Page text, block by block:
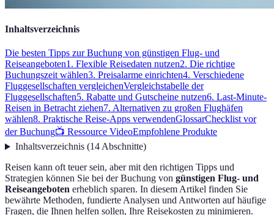
Inhaltsverzeichnis
Die besten Tipps zur Buchung von günstigen Flug- und
Reiseangeboten1. Flexible Reisedaten nutzen2. Die richtige
Buchungszeit wählen3. Preisalarme einrichten4. Verschiedene
Fluggesellschaften vergleichenVergleichstabelle der
Fluggesellschaften5. Rabatte und Gutscheine nutzen6. Last-Minute-
Reisen in Betracht ziehen7. Alternativen zu großen Flughäfen
wählen8. Praktische Reise-Apps verwendenGlossarChecklist vor
der Buchung📺 Ressource VideoEmpfohlene Produkte
Inhaltsverzeichnis(14Abschnitte)
Reisen kann oft teuer sein, aber mit den richtigen Tipps und
Strategien können Sie bei der Buchung von günstigen Flug- und
Reiseangeboten erheblich sparen. In diesem Artikel finden Sie
bewährte Methoden, fundierte Analysen und Antworten auf häufige
Fragen, die Ihnen helfen sollen, Ihre Reisekosten zu minimieren.